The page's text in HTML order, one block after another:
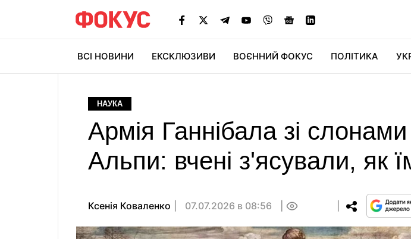
ВСІ НОВИНИ ЕКСКЛЮЗИВИ ВОЄННИЙ ФОКУС ПОЛІТИКА
НАУКА
Армія Ганнібала зі
Альпи: вчені з'ясували, як
Ксенія Коваленко 07.07.2026 в 08:56